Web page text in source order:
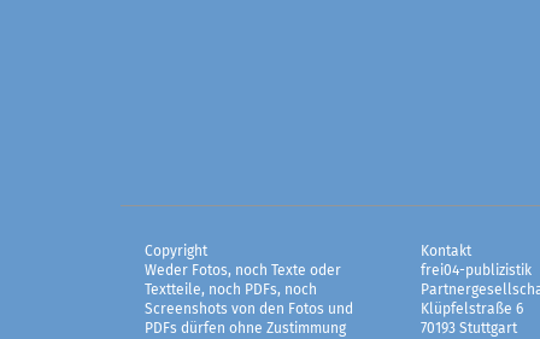
Copyright
Weder Fotos, noch Texte oder
Textteile, noch PDFs, noch
Screenshots von den Fotos und
PDFs dürfen ohne Zustimmung
Kontakt
frei04-publizistik
Klüpfelstraße 6
70193 Stuttgart